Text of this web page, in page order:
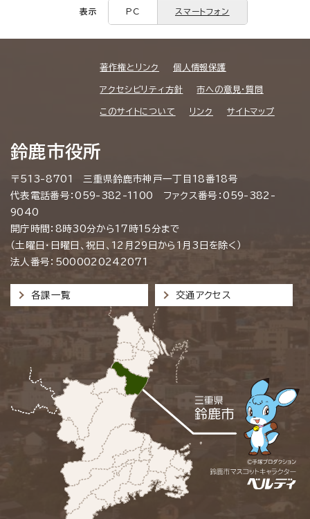
表示 PC スマートフォン
著作権とリンク 個人情報保護
アクセシビリティ方針 市への意見・質問
このサイトについて リンク サイトマップ
鈴鹿市役所
〒513-8701 三重県鈴鹿市神戸一丁目18番18号
代表電話番号：059-382-1100 ファクス番号：059-382-
9040
開庁時間：8時30分から17時15分まで
（土曜日・日曜日、祝日、12月29日から1月3日を除く）
法人番号：5000020242071
各課一覧 交通アクセス